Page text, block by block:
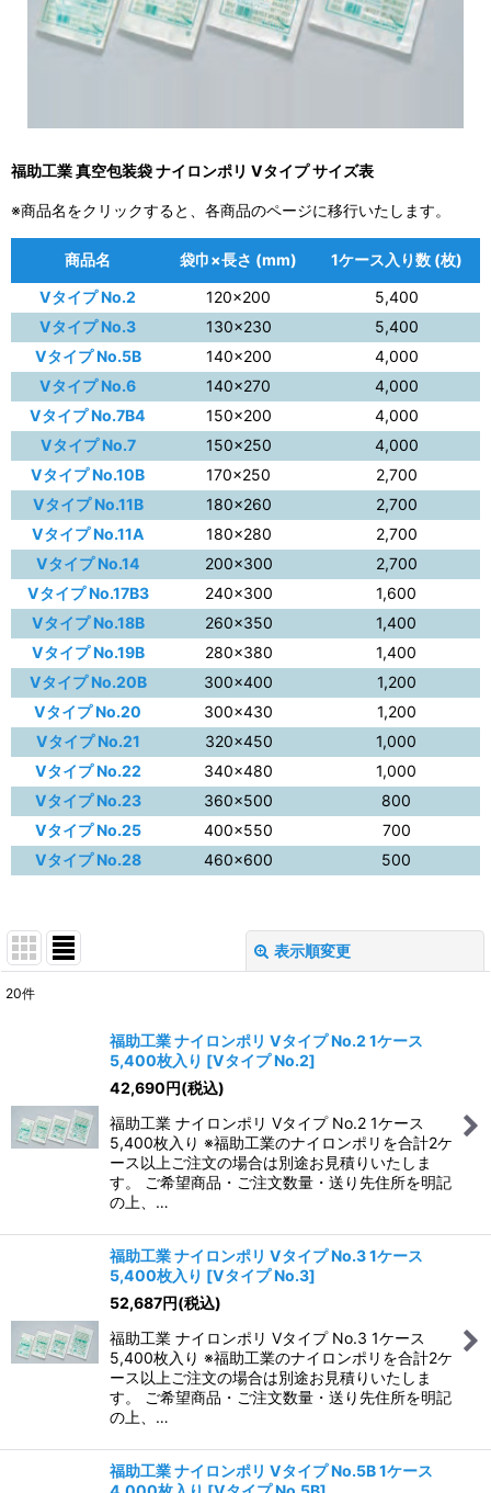
福助工業 真空包装袋 ナイロンポリ Vタイプ サイズ表
※商品名をクリックすると、各商品のページに移行いたします。
商品名 袋巾×長さ (mm)
1ケース入り数 (枚)
Vタイプ No.2
120×200
5,400
Vタイプ No.3
130×230
5,400
Vタイプ No.5B
140×200
4,000
Vタイプ No.6
140×270
4,000
Vタイプ No.7B4
150×200
4,000
Vタイプ No.7
150×250
4,000
Vタイプ No.10B
170×250
2,700
Vタイプ No.11B
180×260
2,700
Vタイプ No.11A
180×280
2,700
Vタイプ No.14
200×300
2,700
Vタイプ No.17B3
240×300
1,600
Vタイプ No.18B
260×350
1,400
Vタイプ No.19B
280×380
1,400
Vタイプ No.20B
300×400
1,200
Vタイプ No.20
300×430
1,200
Vタイプ No.21
320×450
1,000
Vタイプ No.22
340×480
1,000
Vタイプ No.23
360×500
800
Vタイプ No.25
400×550
700
Vタイプ No.28
460×600 500
表示順変更
絞り込む
20件
福助工業 ナイロンポリ Vタイプ No.2 1ケース
5,400枚入り [Vタイプ No.2]
42,690円(税込)
福助工業 ナイロンポリ Vタイプ No.2 1ケース
5,400枚入り ※福助工業のナイロンポリを合計2ケ
ース以上ご注文の場合は別途お見積りいたしま
す。 ご希望商品・ご注文数量・送り先住所を明記
の上、…
福助工業 ナイロンポリ Vタイプ No.3 1ケース
5,400枚入り [Vタイプ No.3]
52,687円(税込)
福助工業 ナイロンポリ Vタイプ No.3 1ケース
5,400枚入り ※福助工業のナイロンポリを合計2ケ
ース以上ご注文の場合は別途お見積りいたしま
す。 ご希望商品・ご注文数量・送り先住所を明記
の上、…
福助工業 ナイロンポリ Vタイプ No.5B 1ケース